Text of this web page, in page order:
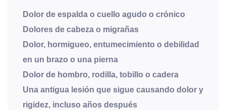
Dolor de espalda o cuello agudo o crónico
Dolores de cabeza o migrañas
Dolor, hormigueo, entumecimiento o debilidad
en un brazo o una pierna
Dolor de hombro, rodilla, tobillo o cadera
Una antigua lesión que sigue causando dolor y
rigidez, incluso años después